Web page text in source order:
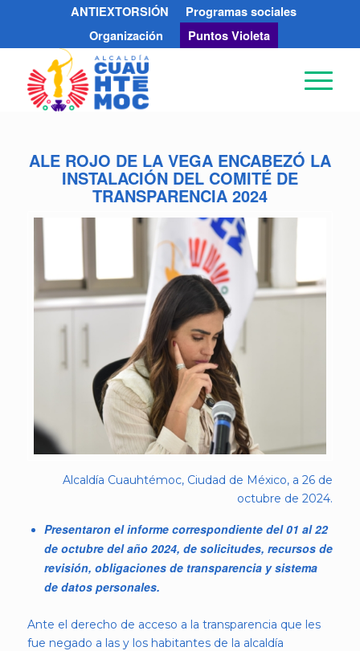
ANTIEXTORSIÓN
Programas sociales
Organización
Puntos Violeta
ALE ROJO DE LA VEGA ENCABEZÓ LA
INSTALACIÓN DEL COMITÉ DE
TRANSPARENCIA 2024
Alcaldía Cuauhtémoc, Ciudad de México, a 26 de
octubre de 2024.
Presentaron el informe correspondiente del 01 al 22
de octubre del año 2024, de solicitudes, recursos de
revisión, obligaciones de transparencia y sistema
de datos personales.
Ante el derecho de acceso a la transparencia que les
fue negado a las y los habitantes de la alcaldía